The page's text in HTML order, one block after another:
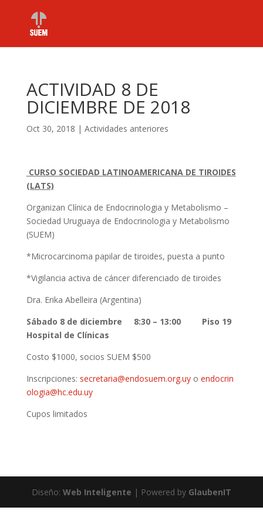
ACTIVIDAD 8 DE
DICIEMBRE DE 2018
Oct 30, 2018 | Actividades anteriores
CURSO SOCIEDAD LATINOAMERICANA DE TIROIDES
(LATS)
Organizan Clínica de Endocrinologia y Metabolismo –
Sociedad Uruguaya de Endocrinologia y Metabolismo
(SUEM)
*Microcarcinoma papilar de tiroides, puesta a punto
*Vigilancia activa de cáncer diferenciado de tiroides
Dra. Erika Abelleira (Argentina)
Sábado 8 de diciembre 8:30 – 13:00 Piso 19
Hospital de Clínicas
Costo $1000, socios SUEM $500
Inscripciones: secretaria@endosuem.org.uyo endocrin
ologia@hc.edu.uy
Cupos limitados
Diseño: Web Inteligente | Powered by GlaubenIT